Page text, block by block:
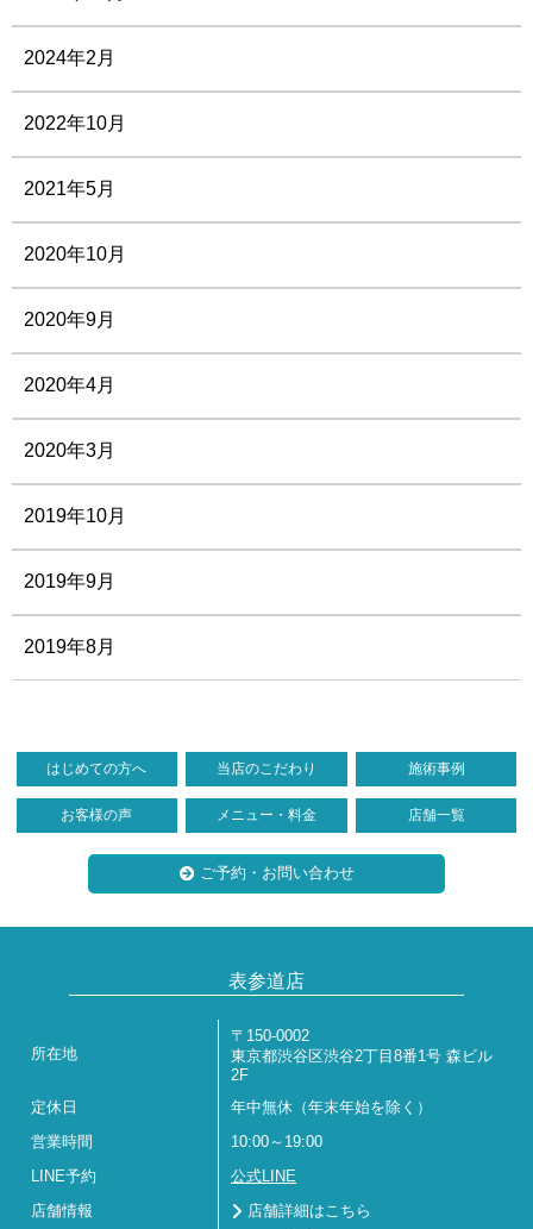
2024年2月
2022年10月
2021年5月
2020年10月
2020年9月
2020年4月
2020年3月
2019年10月
2019年9月
2019年8月
はじめての方へ 当店のこだわり 施術事例
お客様の声 メニュー・料金 店舗一覧
ご予約・お問い合わせ
表参道店
所在地
〒150-0002
東京都渋谷区渋谷2丁目8番1号 森ビル
2F
定休日
年中無休（年末年始を除く）
営業時間 10:00～19:00
LINE予約 公式LINE
店舗情報 店舗詳細はこちら